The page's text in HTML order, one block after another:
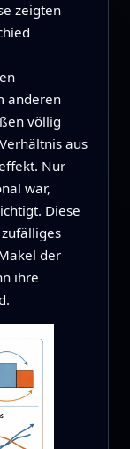
zeigten
anderen
völlig
aus
Nur
war,
Diese
der
ihre